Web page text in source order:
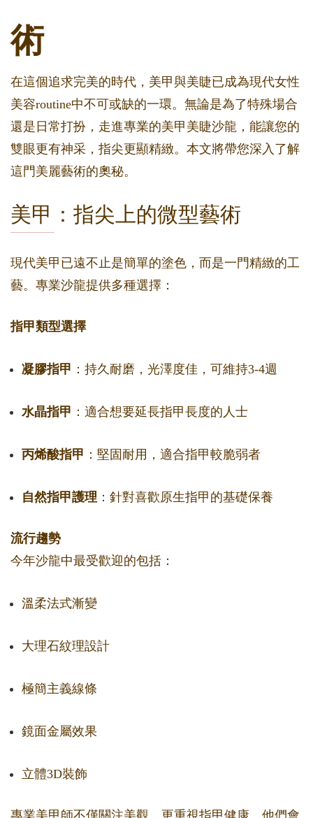
術
在這個追求完美的時代，美甲與美睫已成為現代女性
美容routine中不可或缺的一環。無論是為了特殊場合
還是日常打扮，走進專業的美甲美睫沙龍，能讓您的
雙眼更有神采，指尖更顯精緻。本文將帶您深入了解
這門美麗藝術的奧秘。
美甲：指尖上的微型藝術
現代美甲已遠不止是簡單的塗色，而是一門精緻的工
藝。專業沙龍提供多種選擇：
指甲類型選擇
凝膠指甲 ：持久耐磨，光澤度佳，可維持3-4週
水晶指甲 ：適合想要延長指甲長度的人士
丙烯酸指甲 ：堅固耐用，適合指甲較脆弱者
自然指甲護理 ：針對喜歡原生指甲的基礎保養
流行趨勢
今年沙龍中最受歡迎的包括：
溫柔法式漸變
大理石紋理設計
極簡主義線條
鏡面金屬效果
立體3D裝飾